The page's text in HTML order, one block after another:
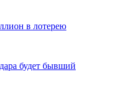
в лотерею
будет бывший